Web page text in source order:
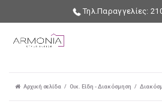
Τηλ.Παραγγελίες:
Αρχική σελίδα Οικ. Είδη - Διακόσμηση